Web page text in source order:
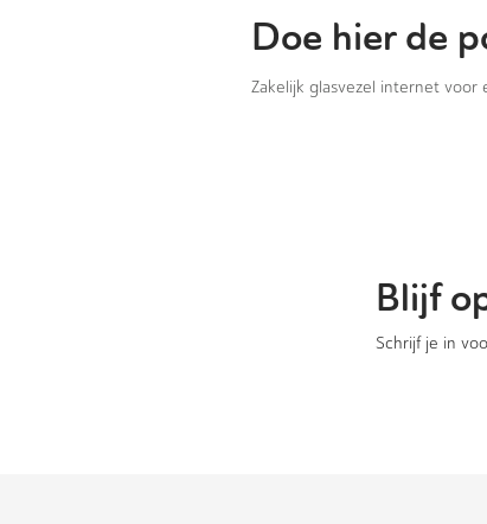
Doe hier de
Zakelijk glasvezel internet
Blijf
Schrijf je in